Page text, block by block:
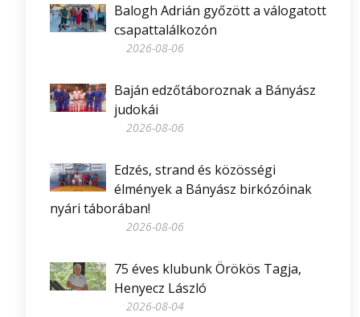
Balogh Adrián győzött a válogatott
csapattalálkozón
2026-08-06
Baján edzőtáboroznak a Bányász
judokái
2026-08-06
Edzés, strand és közösségi
élmények a Bányász birkózóinak
nyári táborában!
2026-08-06
75 éves klubunk Örökös Tagja,
Henyecz László
2026-08-04